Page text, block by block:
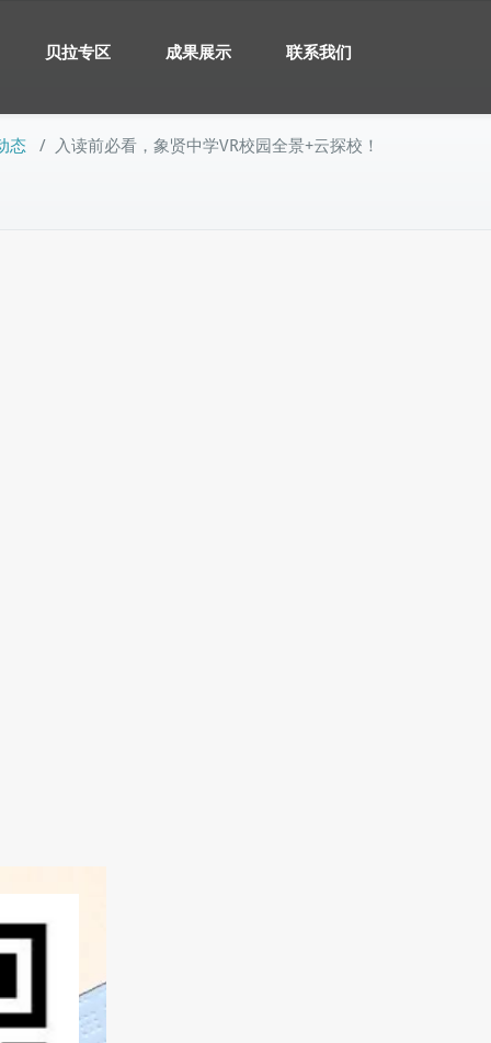
贝拉专区 成果展示 联系我们
态 / 入读前必看，象贤中学VR校园全景+云探校！